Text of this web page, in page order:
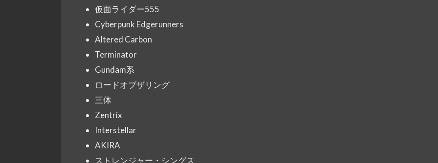
仮面ライダー555
Cyberpunk Edgerunners
Altered Carbon
Terminator
Gundam系
ロードオブザリング
三体
Zentrix
Interstellar
AKIRA
ストレンジャー・シングス